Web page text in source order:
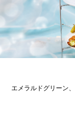
エメラルドグリーン